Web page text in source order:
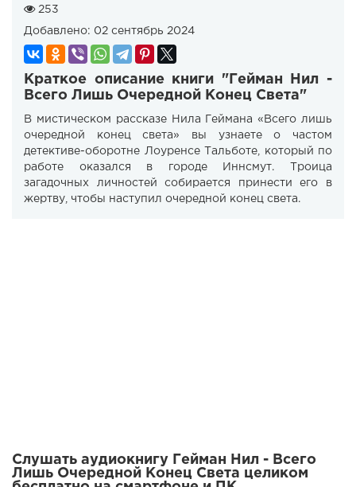
253
Добавлено: 02 сентябрь 2024
Краткое описание книги "Гейман Нил -
Всего Лишь Очередной Конец Света"
В мистическом рассказе Нила Геймана «Всего лишь
очередной конец света» вы узнаете о частом
детективе-оборотне Лоуренсе Тальботе, который по
работе оказался в городе Иннсмут. Троица
загадочных личностей собирается принести его в
жертву, чтобы наступил очередной конец света.
Слушать аудиокнигу Гейман Нил - Всего
Лишь Очередной Конец Света целиком